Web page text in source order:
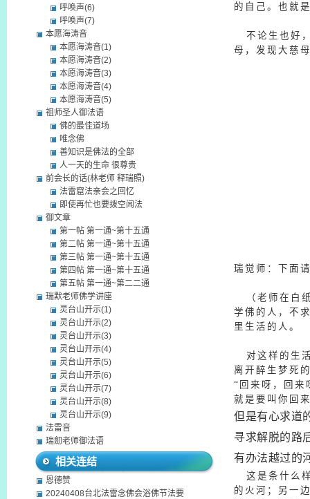
的自己。也就
不论生也好，
母，发现大慈
瑞觉师： 下面
（老师在白纸
学佛的人，不
里生活的人。
对这样的生
离开醉生梦死
“回来呀，回来
就是要叫你回
但是有心求道
寻求解脱的路
有办法越过的
这是条什么样
的火河；另一
呼唤声(6)
呼唤声(7)
本愿海涛音
本愿海涛音(1)
本愿海涛音(2)
本愿海涛音(3)
本愿海涛音(4)
本愿海涛音(5)
祖师圣人御法语
佛的最佳道场
唯念佛
善知识是佛法的全部
人一天的生命 很尊贵
前会长的话(林老师 释瑞照)
法雷窟法亲会之回忆
即使再忙也要拨空闻法
御文章
第一帖 第一通~第十五通
第二帖 第一通~第十五通
第三帖 第一通~第十五通
第四帖 第一通~第十五通
第五帖 第一通~第二二通
瑞默老师佛学讲座
灵台山开示(1)
灵台山开示(2)
灵台山开示(3)
灵台山开示(4)
灵台山开示(5)
灵台山开示(6)
灵台山开示(7)
灵台山开示(8)
灵台山开示(9)
法雷音
瑞劎老师御法语
相关连结
恩德赞
20240408台北法雷念佛会浴佛节法要